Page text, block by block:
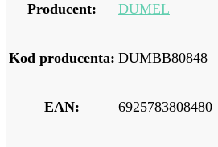
Producent: DUMEL
Kod producenta: DUMBB80848
EAN: 6925783808480